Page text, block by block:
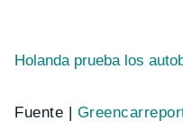
Holanda prueba los
Fuente |